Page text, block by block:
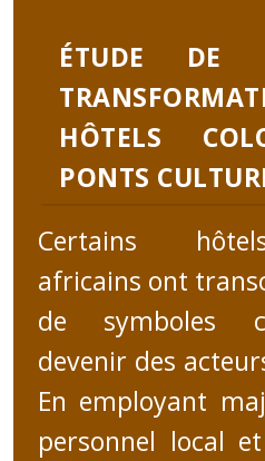
ÉTUDE
HÔTELS
PONTS
Certains
africains ont
de symboles
devenir des
En employant
personnel local